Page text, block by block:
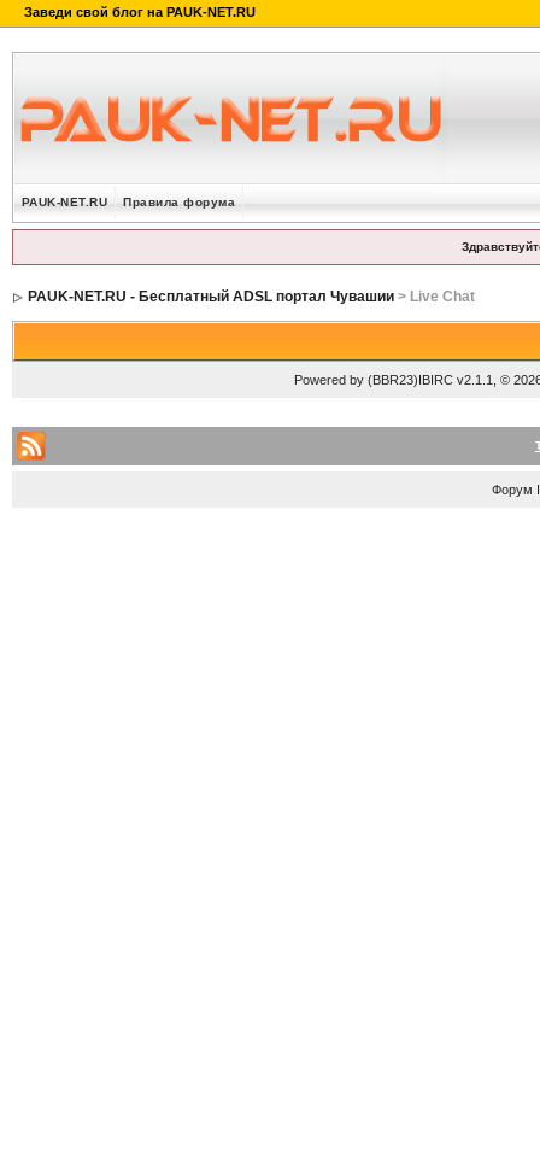
PAUK-NET.RU Правила форума
PAUK-NET.RU - Бесплатный ADSL портал Чувашии> Live Chat
Powered by(BBR23)IBIRC v2.1.1 , ©
Форум